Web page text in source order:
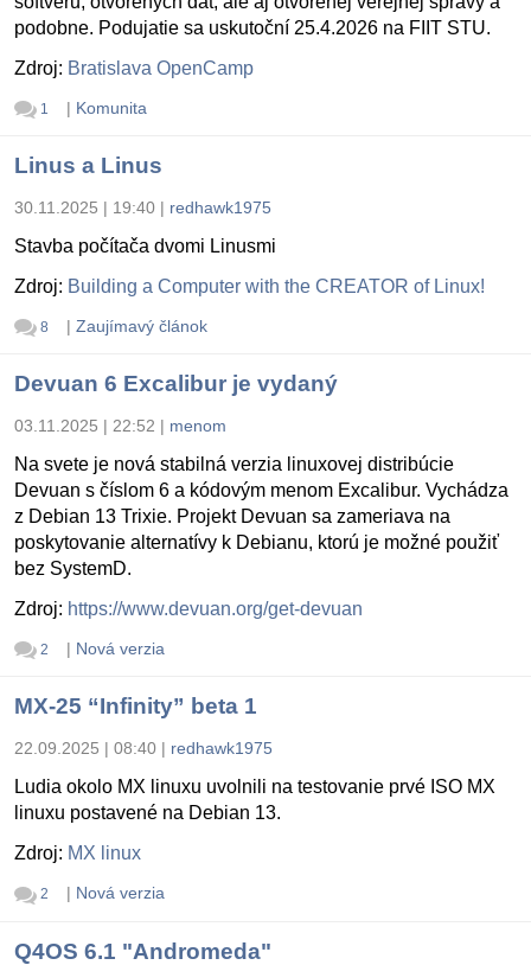
podobne. Podujatie sa uskutoční 25.4.2026 na FIIT STU.
Zdroj: Bratislava OpenCamp
1 | Komunita
Linus a Linus
30.11.2025 | 19:40 | redhawk1975
Stavba počítača dvomi Linusmi
Zdroj: Building a Computer with the CREATOR of Linux!
8 | Zaujímavý článok
Devuan 6 Excalibur je vydaný
03.11.2025 | 22:52 | menom
Na svete je nová stabilná verzia linuxovej distribúcie
Devuan s číslom 6 a kódovým menom Excalibur. Vychádza
z Debian 13 Trixie. Projekt Devuan sa zameriava na
poskytovanie alternatívy k Debianu, ktorú je možné použiť
bez SystemD.
Zdroj: https://www.devuan.org/get-devuan
2 | Nová verzia
MX-25 “Infinity” beta 1
22.09.2025 | 08:40 | redhawk1975
Ludia okolo MX linuxu uvolnili na testovanie prvé ISO MX
linuxu postavené na Debian 13.
Zdroj: MX linux
2 | Nová verzia
Q4OS 6.1 "Andromeda"